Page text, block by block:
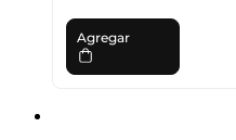
Agregar